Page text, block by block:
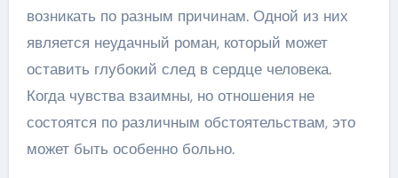
возникать по разным причинам. Одной из них
является неудачный роман, который может
оставить глубокий след в сердце человека.
Когда чувства взаимны, но отношения не
состоятся по различным обстоятельствам, это
может быть особенно больно.